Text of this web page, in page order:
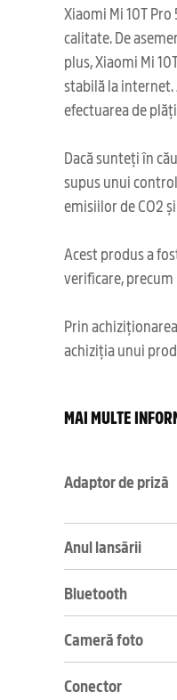
Xiaomi Mi 10T
calitate. De
plus, Xiaomi Mi
stabilă la internet.
efectuarea de
Dacă sunteți în
supus unui
emisiilor de CO2
Acest produs a
verificare,
Prin
achiziția unui
MAI MULTE
Adaptor de priză
Anul lansării
Bluetooth
Cameră foto
Conector